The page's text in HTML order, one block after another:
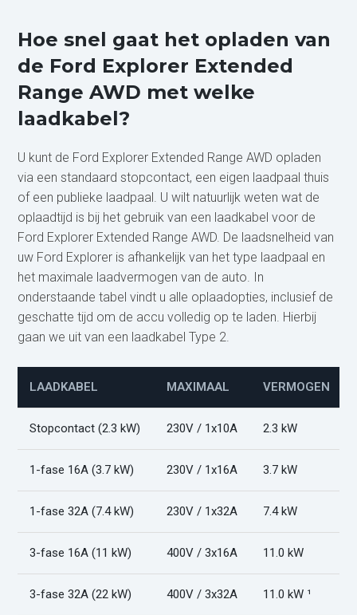
Hoe snel gaat het opladen van
de Ford Explorer Extended
Range AWD met welke
laadkabel?
U kunt de Ford Explorer Extended Range AWD opladen
via een standaard stopcontact, een eigen laadpaal thuis
of een publieke laadpaal. U wilt natuurlijk weten wat de
oplaadtijd is bij het gebruik van een laadkabel voor de
Ford Explorer Extended Range AWD. De laadsnelheid van
uw Ford Explorer is afhankelijk van het type laadpaal en
het maximale laadvermogen van de auto. In
onderstaande tabel vindt u alle oplaadopties, inclusief de
geschatte tijd om de accu volledig op te laden. Hierbij
gaan we uit van een laadkabel Type 2.
LAADKABEL MAXIMAAL VERMOGEN
Stopcontact (2.3 kW) 230V / 1x10A 2.3 kW
1-fase 16A (3.7 kW) 230V / 1x16A 3.7 kW
1-fase 32A (7.4 kW) 230V / 1x32A 7.4 kW
3-fase 16A (11 kW) 400V / 3x16A 11.0 kW
3-fase 32A (22 kW) 400V / 3x32A 11.0 kW ¹